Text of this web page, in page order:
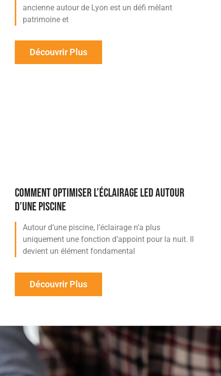
ancienne autour de Lyon est un défi mêlant
patrimoine et
Découvrir Plus
COMMENT OPTIMISER L’ÉCLAIRAGE LED AUTOUR
D’UNE PISCINE
Autour d’une piscine, l’éclairage n’a plus
uniquement une fonction d’appoint pour la nuit. Il
devient un élément fondamental
Découvrir Plus